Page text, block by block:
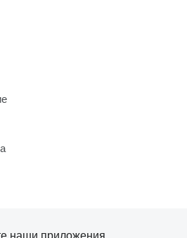
наши приложения